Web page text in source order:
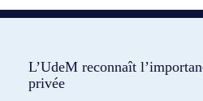
L’UdeM reconnaît
privée